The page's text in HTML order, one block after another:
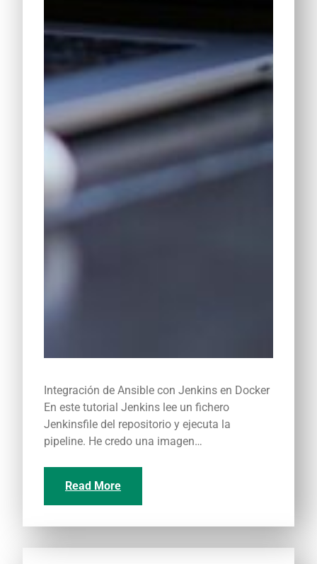
Integración de Ansible con Jenkins en Docker
En este tutorial Jenkins lee un fichero
Jenkinsfile del repositorio y ejecuta la
pipeline. He credo una imagen…
Read More